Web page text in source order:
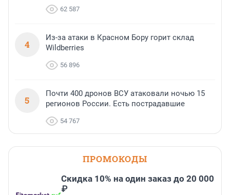
62 587
4
Из-за атаки в Красном Бору горит склад
Wildberries
56 896
5
Почти 400 дронов ВСУ атаковали ночью 15
регионов России. Есть пострадавшие
54 767
ПРОМОКОДЫ
Скидка 10% на один заказ до 20 000
₽